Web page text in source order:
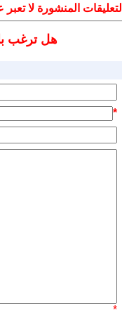
التعليقات المنشورة لا
هل ترغب
*
*